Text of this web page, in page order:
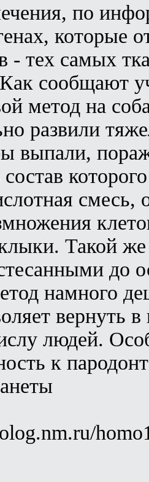
по
которые
- тех самых
сообщают
метод на
развили
выпали,
Такой
до
намного
вернуть
людей.
к